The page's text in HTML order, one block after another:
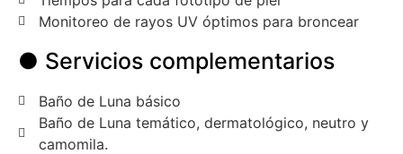
Monitoreo de rayos UV óptimos para broncear
● Servicios complementarios
Baño de Luna básico
Baño de Luna temático, dermatológico, neutro y
camomila.